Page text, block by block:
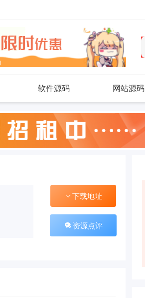
软件源码 网站源码
下载地址
资源点评